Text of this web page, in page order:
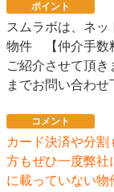
ポイント
スムラボは、ネ
物件 【仲介手数
ご紹介させて頂
までお問い合わせ
コメント
カード決済や分
方もぜひ一度弊社
に載っていない